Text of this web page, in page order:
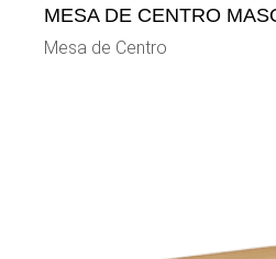
MESA DE CENTRO
Mesa de Centro